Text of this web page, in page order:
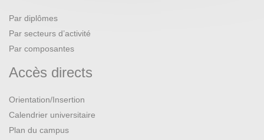
Par diplômes
Par secteurs d’activité
Par composantes
Accès directs
Orientation/Insertion
Calendrier universitaire
Plan du campus